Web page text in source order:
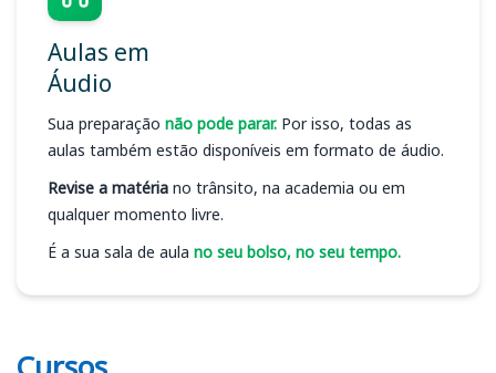
Aulas em
Áudio
Sua preparação não pode parar. Por isso, todas as
aulas também estão disponíveis em formato de áudio.
Revise a matéria no trânsito, na academia ou em
qualquer momento livre.
É a sua sala de aula no seu bolso, no seu tempo.